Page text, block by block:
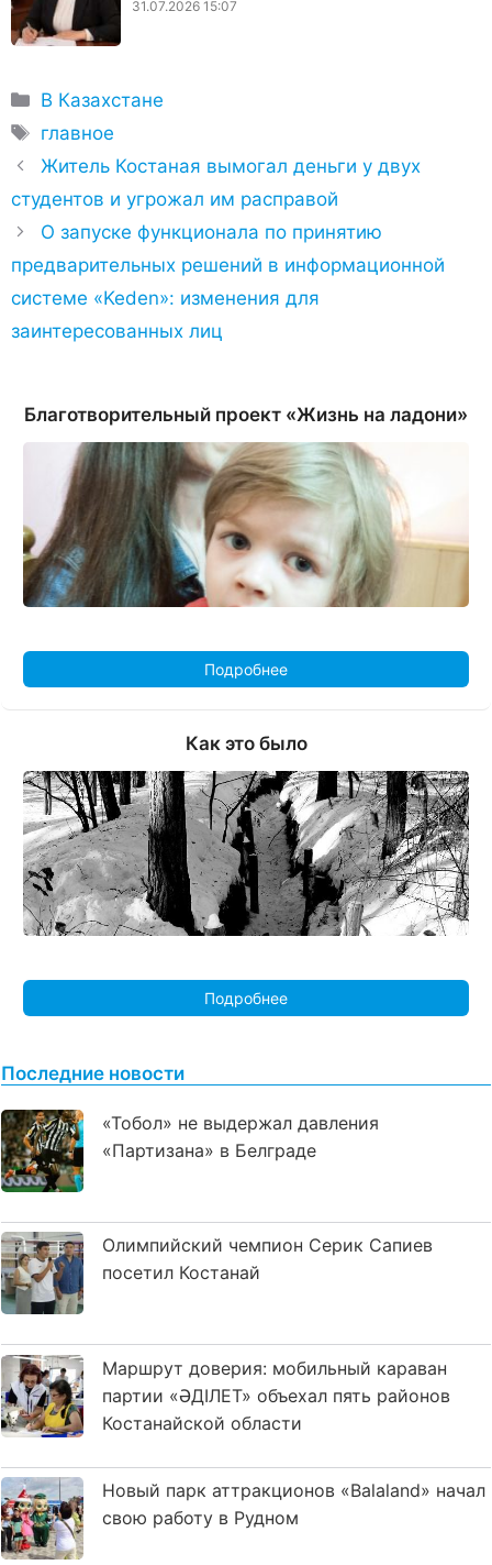
31.07.2026 15:07
Рубрики
В Казахстане
Метки
главное
Житель Костаная вымогал деньги у двух
студентов и угрожал им расправой
О запуске функционала по принятию
предварительных решений в информационной
системе «Keden»: изменения для
заинтересованных лиц
Благотворительный проект «Жизнь на ладони»
Подробнее
Как это было
Подробнее
Последние новости
«Тобол» не выдержал давления
«Партизана» в Белграде
Олимпийский чемпион Серик Сапиев
посетил Костанай
Маршрут доверия: мобильный караван
партии «ӘДІЛЕТ» объехал пять районов
Костанайской области
Новый парк аттракционов «Balaland» начал
свою работу в Рудном